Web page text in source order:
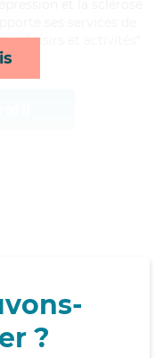
loisirs et activités*
?